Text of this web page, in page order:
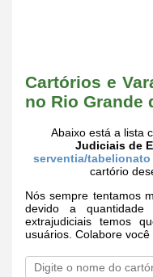
Cartórios e
no Rio Grande
Abaixo está a lista
Judiciais de
serventia/tabelionato
cartório
Nós sempre tentamos
devido a
extrajudiciais temos
usuários. Colabore você